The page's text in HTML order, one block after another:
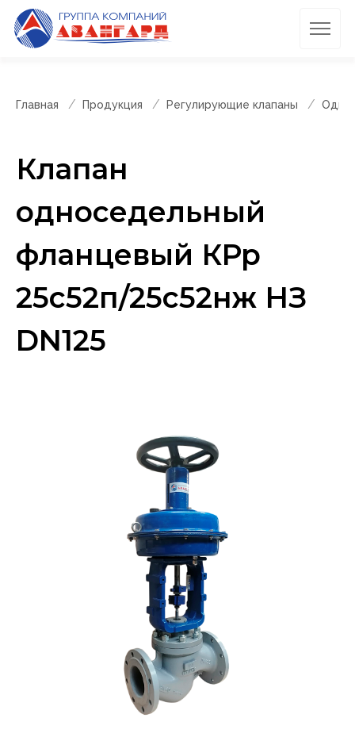
Главная Продукция Регулирующие клапаны
Клапан
односедельный
фланцевый КРр
25с52п/25с52нж НЗ
DN125